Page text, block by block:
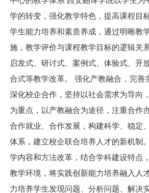
学的转变，强化教学特色，提高课程目
学生能力培养和素质养成，通过明晰教
施，教学评价与课程教学目标的逻辑关
启发式、研讨式、案例式、体验式、开
合式等教学改革。 强化产教融合，完善
深化校企合作，坚持以社会需求为导向
为重点，以产教融合为途径，注重合作
合作就业、合作发展，构建科学、稳定
体系，建立校企联合培养人才的新机制
学内容和方法改革，结合学科建设特点
教学环境，将实践创新能力培养融入人
力培养学生发现问题、分析问题、解决